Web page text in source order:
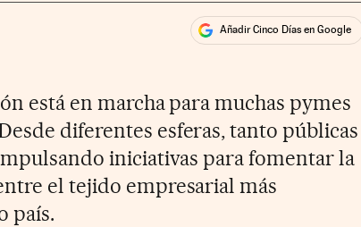
Añadir Cinco Días en Google
está en marcha para muchas pymes
diferentes esferas, tanto públicas
iniciativas para fomentar la
el tejido empresarial más
país.